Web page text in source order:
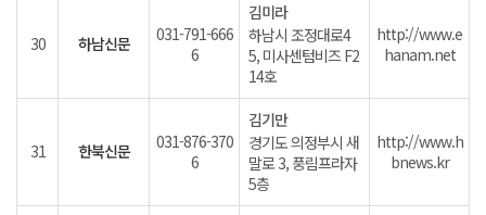
30 하남신문
031-791-666
6
김미라
하남시 조정대로4
5, 미사센텀비즈 F2
14호
http://www.e
hanam.net
31 한북신문
031-876-370
6
김기만
경기도 의정부시 새
말로 3, 풍림프라자
5층
http://www.h
bnews.kr